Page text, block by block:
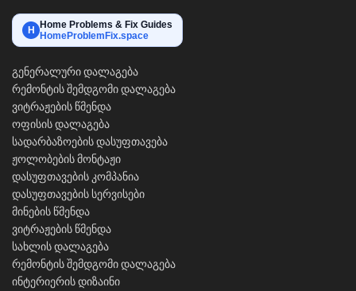
H Home Problems & Fix Guides
HomeProblemFix.space
გენერალური დალაგება
რემონტის შემდგომი დალაგება
ვიტრაჟების წმენდა
ოფისის დალაგება
სადარბაზოების დასუფთავება
ჟოლობების მონტაჟი
დასუფთავების კომპანია
დასუფთავების სერვისები
მინების წმენდა
ვიტრაჟების წმენდა
სახლის დალაგება
რემონტის შემდგომი დალაგება
ინტერიერის დიზაინი